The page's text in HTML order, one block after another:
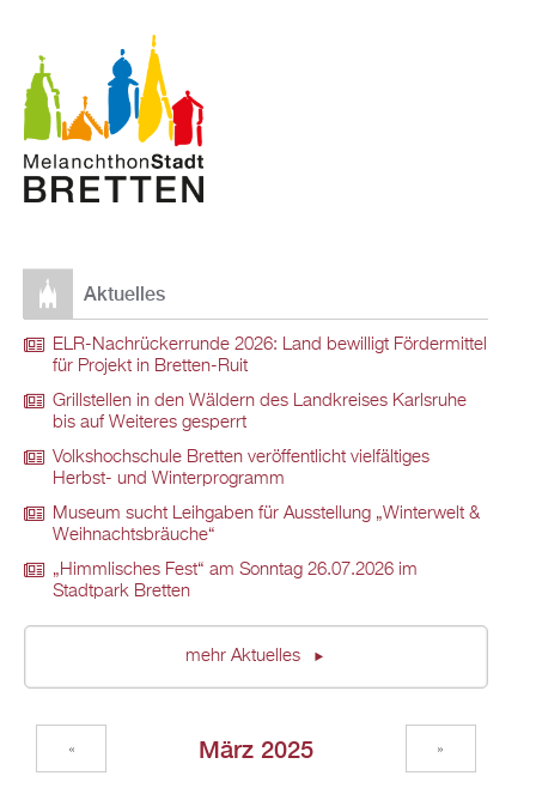
Aktuelles
ELR-Nachrückerrunde 2026: Land bewilligt Fördermittel
für Projekt in Bretten-Ruit
Grillstellen in den Wäldern des Landkreises Karlsruhe
bis auf Weiteres gesperrt
Volkshochschule Bretten veröffentlicht vielfältiges
Herbst- und Winterprogramm
Museum sucht Leihgaben für Ausstellung „Winterwelt &
Weihnachtsbräuche“
„Himmlisches Fest“ am Sonntag 26.07.2026 im
Stadtpark Bretten
mehr Aktuelles
März 2025
« »